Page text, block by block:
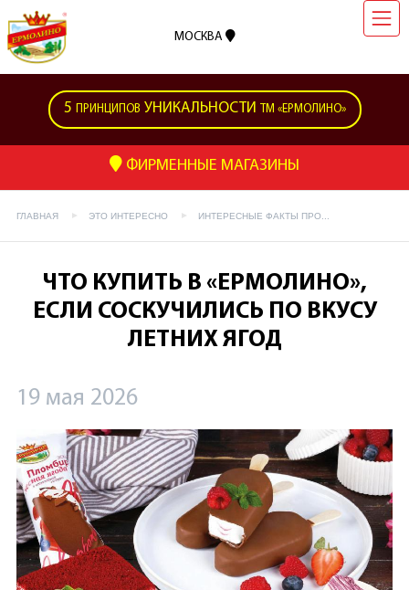
МОСКВА
5 ПРИНЦИПОВ УНИКАЛЬНОСТИ ТМ «ЕРМОЛИНО»
ФИРМЕННЫЕ МАГАЗИНЫ
ГЛАВНАЯ ЭТО ИНТЕРЕСНО ИНТЕРЕСНЫЕ ФАКТЫ ПРО...
ЧТО КУПИТЬ В «ЕРМОЛИНО»,
ЕСЛИ СОСКУЧИЛИСЬ ПО ВКУСУ
ЛЕТНИХ ЯГОД
19 мая 2026